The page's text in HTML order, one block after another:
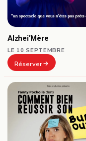
Alzhei’Mère
LE 10 SEPTEMBRE
Réserver